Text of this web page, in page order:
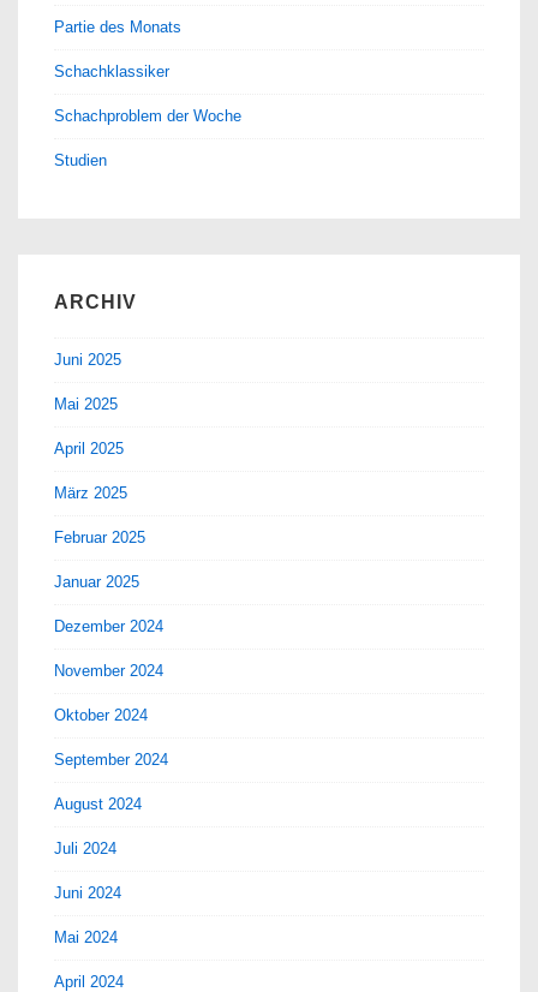
Partie des Monats
Schachklassiker
Schachproblem der Woche
Studien
ARCHIV
Juni 2025
Mai 2025
April 2025
März 2025
Februar 2025
Januar 2025
Dezember 2024
November 2024
Oktober 2024
September 2024
August 2024
Juli 2024
Juni 2024
Mai 2024
April 2024